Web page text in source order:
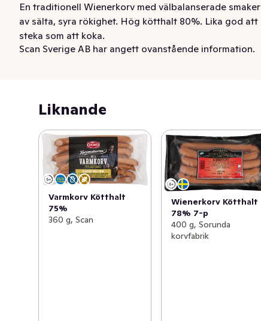
En traditionell Wienerkorv med välbalanserade smaker
av sälta, syra rökighet. Hög kötthalt 80%. Lika god att
steka som att koka.
Scan Sverige AB har angett ovanstående information.
Liknande
Varmkorv Kötthalt
75%
360 g, Scan
Wienerkorv Kötthalt
78% 7-p
400 g, Sorunda
korvfabrik